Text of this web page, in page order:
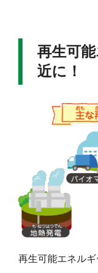
再生可
近に！
再生可能エネル